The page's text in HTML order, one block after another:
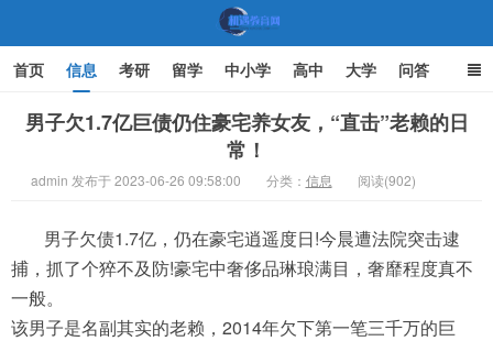
机遇教育网
首页 信息 考研 留学 中小学 高中 大学 问答
文化 家庭教育
男子欠1.7亿巨债仍住豪宅养女友，“直击”老赖的日
常！
admin 发布于 2023-06-26 09:58:00 分类： 信息 阅读(902)
男子欠债1.7亿，仍在豪宅逍遥度日!今晨遭法院突击逮
捕，抓了个猝不及防!豪宅中奢侈品琳琅满目，奢靡程度真不
一般。
该男子是名副其实的老赖，2014年欠下第一笔三千万的巨